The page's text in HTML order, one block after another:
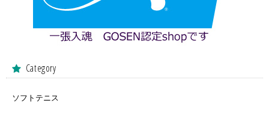
Category
ソフトテニス